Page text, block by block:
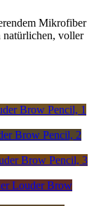
Mikrofiber
natürlichen, voller
Brow Pencil, 1
Brow Pencil, 2
Brow Pencil, 3
Louder Brow